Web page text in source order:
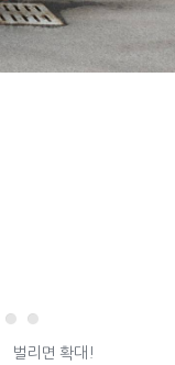
벌리면 확대!